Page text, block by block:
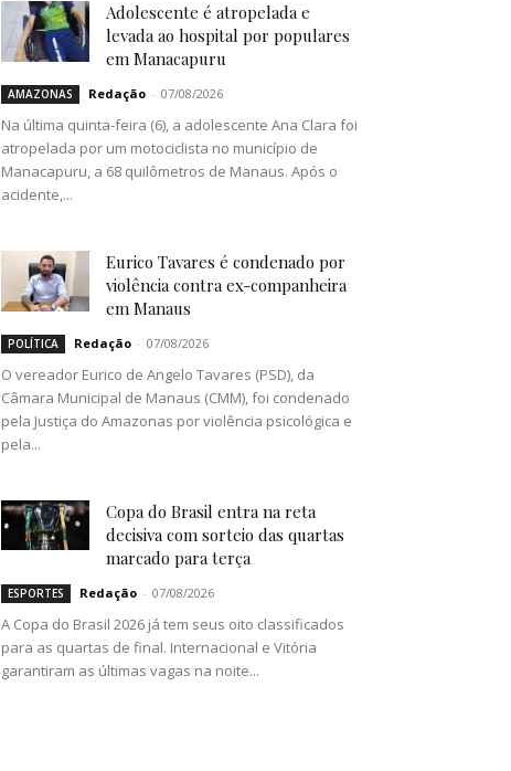
Adolescente é atropelada e
levada ao hospital por populares
em Manacapuru
AMAZONAS Redação - 07/08/2026
Na última quinta-feira (6), a adolescente Ana Clara foi
atropelada por um motociclista no município de
Manacapuru, a 68 quilômetros de Manaus. Após o
acidente,...
Eurico Tavares é condenado por
violência contra ex-companheira
em Manaus
POLÍTICA Redação - 07/08/2026
O vereador Eurico de Angelo Tavares (PSD), da
Câmara Municipal de Manaus (CMM), foi condenado
pela Justiça do Amazonas por violência psicológica e
pela...
Copa do Brasil entra na reta
decisiva com sorteio das quartas
marcado para terça
ESPORTES Redação - 07/08/2026
A Copa do Brasil 2026 já tem seus oito classificados
para as quartas de final. Internacional e Vitória
garantiram as últimas vagas na noite...